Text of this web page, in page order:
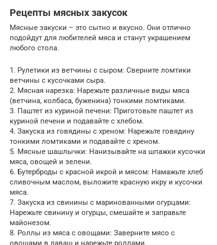
Рецепты мясных закусок
Мясные закуски – это сытно и вкусно. Они отлично
подойдут для любителей мяса и станут украшением
любого стола.
1. Рулетики из ветчины с сыром: Сверните ломтики
ветчины с кусочками сыра.
2. Мясная нарезка: Нарежьте различные виды мяса
(ветчина, колбаса, буженина) тонкими ломтиками.
3. Паштет из куриной печени: Приготовьте паштет из
куриной печени и подавайте с хлебом.
4. Закуска из говядины с хреном: Нарежьте говядину
тонкими ломтиками и подавайте с хреном.
5. Мясные шашлычки: Нанизывайте на шпажки кусочки
мяса, овощей и зелени.
6. Бутерброды с красной икрой и мясом: Намажьте хлеб
сливочным маслом, выложите красную икру и кусочки
мяса.
7. Закуска из свинины с маринованными огурцами:
Нарежьте свинину и огурцы, смешайте и заправьте
майонезом.
8. Роллы из мяса с овощами: Заверните мясо с
овощами в лаваш и нарежьте роллами.